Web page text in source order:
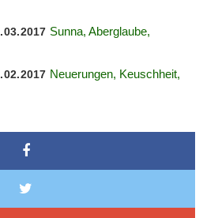
Sunna, Aberglaube,
Neuerungen, Keuschheit,